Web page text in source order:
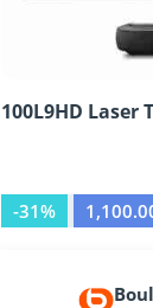
100L9HD Laser
-31%